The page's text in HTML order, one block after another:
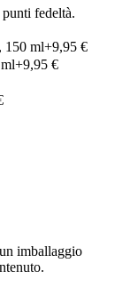
punti fedeltà.
150 ml+9,95 €
+9,95 €
imballaggio